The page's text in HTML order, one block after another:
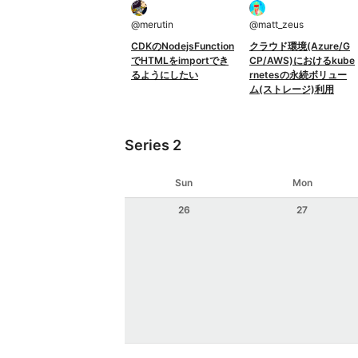
@merutin
CDKのNodejsFunction
でHTMLをimportでき
るようにしたい
@matt_zeus
クラウド環境(Azure/G
CP/AWS)におけるkube
rnetesの永続ボリュー
ム(ストレージ)利用
Series 2
Sun Mon
26 27